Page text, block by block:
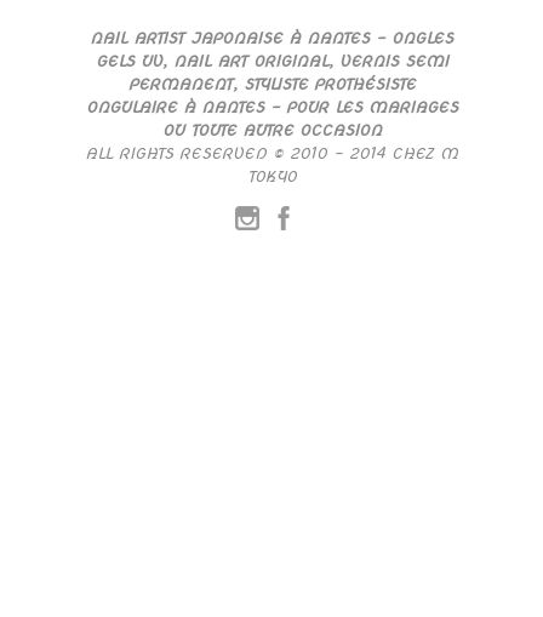
NAIL ARTIST JAPONAISE À NANTES – ONGLES
GELS UV, NAIL ART ORIGINAL, VERNIS SEMI
PERMANENT, STYLISTE PROTHÉSISTE
ONGULAIRE À NANTES – POUR LES MARIAGES
OU TOUTE AUTRE OCCASION
ALL RIGHTS RESERVED © 2010 – 2014 CHEZ M
TOKYO